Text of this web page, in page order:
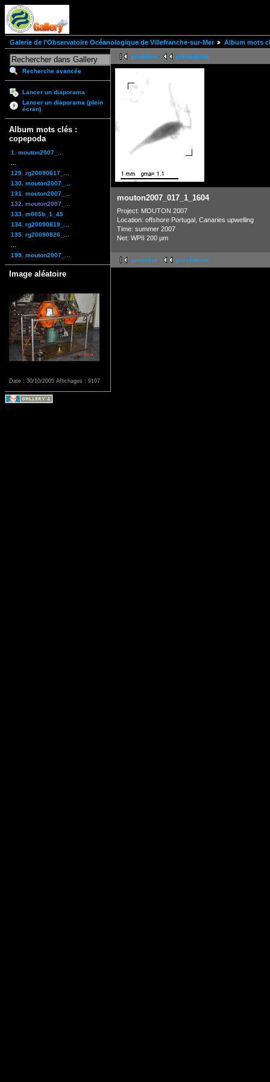
Galerie de l'Observatoire Océanologique de Villefranche-sur-Mer Album mots
Recherche avancée
Lancer un diaporama
Lancer un diaporama (plein
écran)
Album mots clés :
copepoda
1. mouton2007_...
129. rg20090617_...
130. mouton2007_...
131. mouton2007_...
132. mouton2007_...
133. m005b_1_45
134. rg20090819_...
135. rg20090826_...
199. mouton2007_...
Image aléatoire
Date : 30/10/2005 Affichages : 9107
première précédente
mouton2007_017_1_1604
Project: MOUTON 2007
Location: offshore Portugal, Canaries upwelling
Time: summer 2007
Net: WPII 200 µm
première précédente